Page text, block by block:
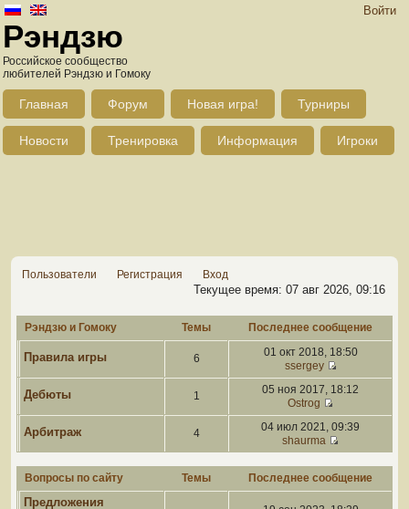
Войти
Рэндзю
Российское сообщество
любителей Рэндзю и Гомоку
Главная Форум Новая игра! Турниры
Новости Тренировка Информация Игроки
Пользователи Регистрация Вход
Текущее время: 07 авг 2026, 09:16
Рэндзю и Гомоку Темы Последнее сообщение
Правила игры 6
01 окт 2018, 18:50
ssergey
Дебюты 1
05 ноя 2017, 18:12
Ostrog
Арбитраж 4
04 июл 2021, 09:39
shaurma
Вопросы по сайту Темы Последнее сообщение
Предложения